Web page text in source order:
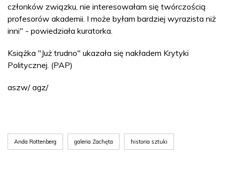
członków związku, nie interesowałam się twórczością
profesorów akademii. I może byłam bardziej wyrazista niż
inni" - powiedziała kuratorka.
Książka "Już trudno" ukazała się nakładem Krytyki
Politycznej. (PAP)
aszw/ agz/
Anda Rottenberg galeria Zachęta historia sztuki